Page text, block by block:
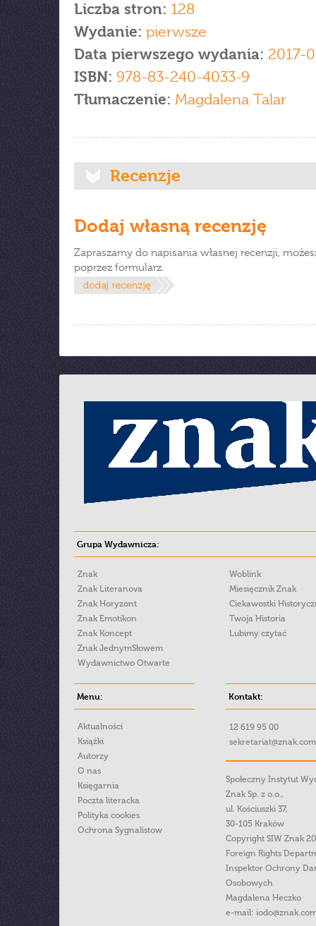
Liczba stron: 128
Wydanie: pierwsze
Data pierwszego wydania: 2017-
ISBN: 978-83-240-4033-9
Tłumaczenie: Magdalena Talar
Recenzje
Dodaj własną recenzję
Zapraszamy do napisania własnej recenzji,
poprzez formularz.
Grupa Wydawnicza:
Znak
Znak Literanova
Znak Horyzont
Znak Emotikon
Znak Koncept
Znak JednymSłowem
Wydawnictwo Otwarte
Woblink
Miesięcznik Znak
Ciekawostki
Twoja Historia
Lubimy czytać
Menu:
Aktualności
Książki
Autorzy
O nas
Księgarnia
Poczta literacka
Polityka cookies
Ochrona Sygnalistow
Kontakt:
12 619 95 00
Społeczny Instytut
Znak Sp. z o.o.,
ul. Kościuszki 37,
30-105 Kraków
Copyright SIW Znak
Foreign Rights
Inspektor Ochrony
Osobowych
Magdalena Heczko
e-mail: